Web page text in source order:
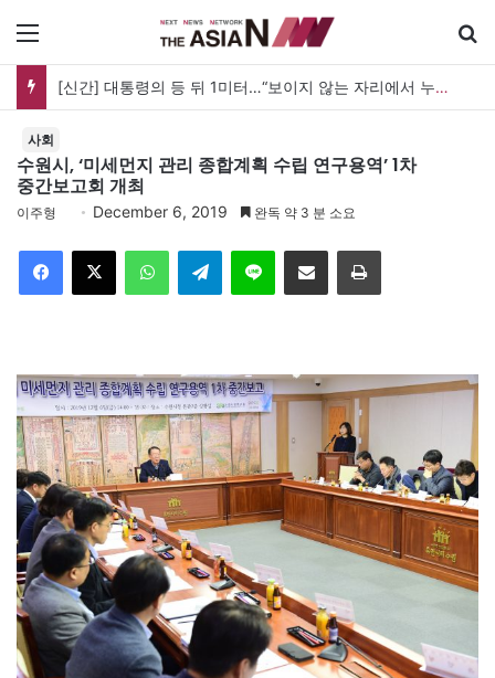
[신간] 대통령의 등 뒤 1미터…“보이지 않는 자리에서 누구를 지킨다는 것”
사회
수원시, ‘미세먼지 관리 종합계획 수립 연구용역’ 1차
중간보고회 개최
이주형 December 6, 2019 완독 약 3 분 소요
Telegram 이메일